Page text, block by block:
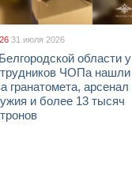
31 июля 2026
области у
ЧОПа нашли
гранатомета, арсенал
и более 13 тысяч